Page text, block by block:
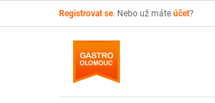
Registrovat se. Nebo už máte účet?